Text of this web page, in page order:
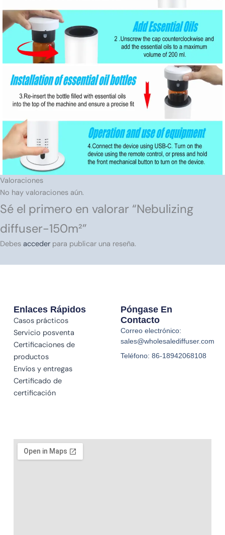
Valoraciones
No hay valoraciones aún.
Sé el primero en valorar “Nebulizing
diffuser-150m²”
Debes acceder para publicar una reseña.
Enlaces Rápidos
Casos prácticos
Servicio posventa
Certificaciones de
productos
Envíos y entregas
Certificado de
certificación
Póngase En
Contacto
Correo electrónico:
sales@wholesalediffuser.com
Teléfono: 86-18942068108